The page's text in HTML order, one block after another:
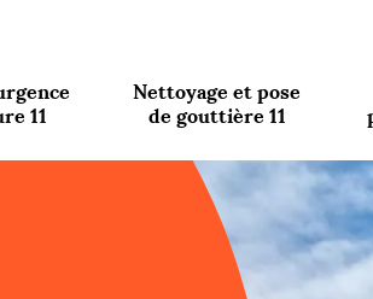
11
Nettoyage et pose
de gouttière 11